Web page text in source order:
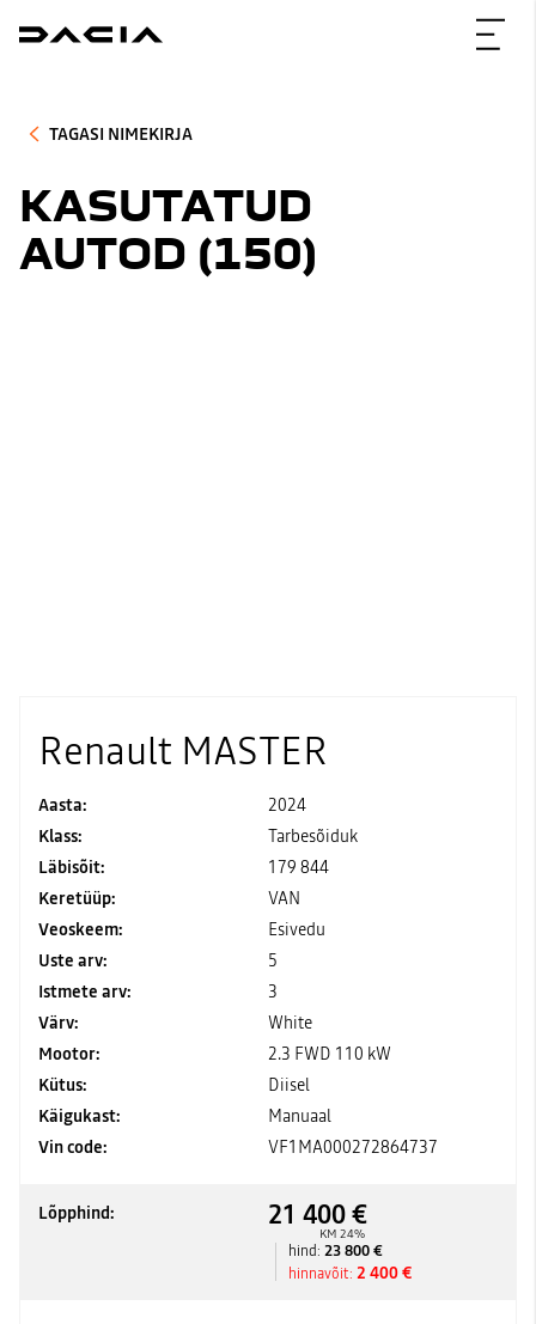
TAGASI NIMEKIRJA
KASUTATUD
AUTOD (150)
Renault MASTER
Aasta:
2024
Klass:
Tarbesõiduk
Läbisõit:
179 844
Keretüüp:
VAN
Veoskeem:
Esivedu
Uste arv:
5
Istmete arv:
3
Värv:
White
Mootor:
2.3 FWD 110 kW
Kütus:
Diisel
Käigukast:
Manuaal
Vin code:
VF1MA000272864737
Lõpphind: 21 400 €
KM 24%
hind: 23 800 €
hinnavõit: 2 400 €